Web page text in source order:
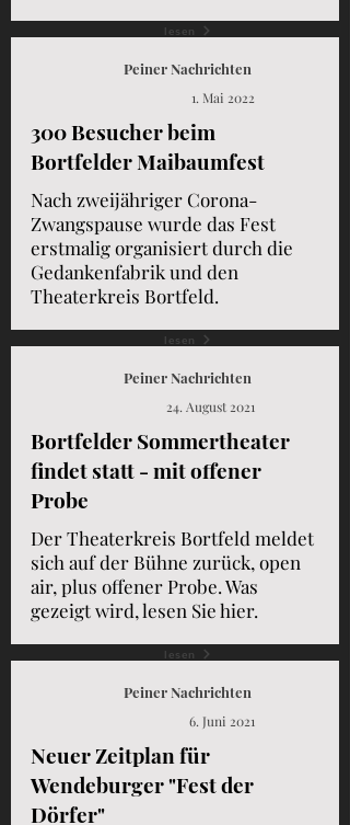
lesen
Peiner Nachrichten
1. Mai 2022
300 Besucher beim
Bortfelder Maibaumfest
Nach zweijähriger Corona-
Zwangspause wurde das Fest
erstmalig organisiert durch die
Gedankenfabrik und den
Theaterkreis Bortfeld.
lesen
Peiner Nachrichten
24. August 2021
Bortfelder Sommertheater
findet statt - mit offener
Probe
Der Theaterkreis Bortfeld meldet
sich auf der Bühne zurück, open
air, plus offener Probe. Was
gezeigt wird, lesen Sie hier.
lesen
Peiner Nachrichten
6. Juni 2021
Neuer Zeitplan für
Wendeburger "Fest der
Dörfer"